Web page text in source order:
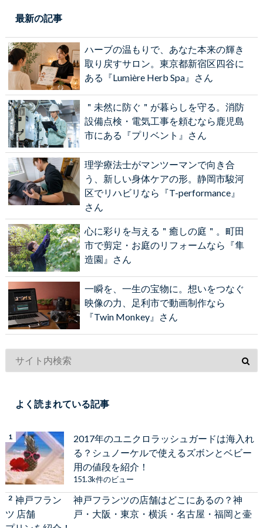
最新の記事
ハーブの温もりで、あなた本来の輝き
取り戻すサロン。東京都新宿区四谷に
ある『Lumière Herb Spa』さん
＂未然に防ぐ＂が暮らしを守る。消防
設備点検・電気工事を頼むなら鹿児島
市にある『プリベント』さん
理学療法士がマンツーマンで向き合
う、新しい身体ケアの形。静岡市駿河
区でリハビリなら『T-performance』
さん
心に彩りを与える＂癒しの庭＂。町田
市で剪定・お庭のリフォームなら『隼
造園』さん
一瞬を、一生の宝物に。想いをつなぐ
映像の力、足利市で動画制作なら
『Twin Monkey』さん
よく読まれている記事
2017年のユニクロラッシュガードは海入れ
る？シュノーケルで使えるズボンとベビー
用の値段を紹介！
151.3k件のビュー
神戸フランツの店舗はどこにあるの？神
戸・大阪・東京・横浜・名古屋・福岡と壷